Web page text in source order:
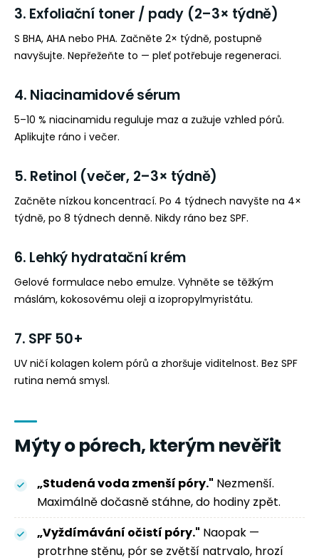
3. Exfoliační toner / pady (2–3× týdně)
S BHA, AHA nebo PHA. Začněte 2× týdně, postupně
navyšujte. Nepřežeňte to — pleť potřebuje regeneraci.
4. Niacinamidové sérum
5–10 % niacinamidu reguluje maz a zužuje vzhled pórů.
Aplikujte ráno i večer.
5. Retinol (večer, 2–3× týdně)
Začněte nízkou koncentrací. Po 4 týdnech navyšte na 4×
týdně, po 8 týdnech denně. Nikdy ráno bez SPF.
6. Lehký hydratační krém
Gelové formulace nebo emulze. Vyhněte se těžkým
máslám, kokosovému oleji a izopropylmyristátu.
7. SPF 50+
UV ničí kolagen kolem pórů a zhoršuje viditelnost. Bez SPF
rutina nemá smysl.
Mýty o pórech, kterým nevěřit
„Studená voda zmenší póry." Nezmenší.
Maximálně dočasně stáhne, do hodiny zpět.
„Vyždímávání očistí póry." Naopak —
protrhne stěnu, pór se zvětší natrvalo, hrozí